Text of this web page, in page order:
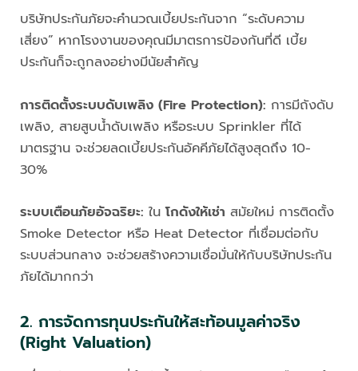
บริษัทประกันภัยจะคำนวณเบี้ยประกันจาก “ระดับความ
เสี่ยง” หากโรงงานของคุณมีมาตรการป้องกันที่ดี เบี้ย
ประกันก็จะถูกลงอย่างมีนัยสำคัญ
การติดตั้งระบบดับเพลิง (Fire Protection): การมีถังดับ
เพลิง, สายสูบน้ำดับเพลิง หรือระบบ Sprinkler ที่ได้
มาตรฐาน จะช่วยลดเบี้ยประกันอัคคีภัยได้สูงสุดถึง 10-
30%
ระบบเตือนภัยอัจฉริยะ: ในโกดังให้เช่า สมัยใหม่ การติดตั้ง
Smoke Detector หรือ Heat Detector ที่เชื่อมต่อกับ
ระบบส่วนกลาง จะช่วยสร้างความเชื่อมั่นให้กับบริษัทประกัน
ภัยได้มากกว่า
2. การจัดการทุนประกันให้สะท้อนมูลค่าจริง
(Right Valuation)